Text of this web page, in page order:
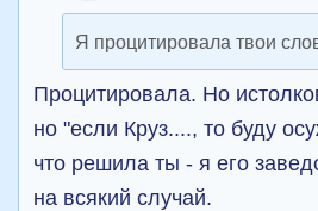
Я процитировала твои
Процитировала. Но
но "если Круз...., то буду
что решила ты - я его
на всякий случай.